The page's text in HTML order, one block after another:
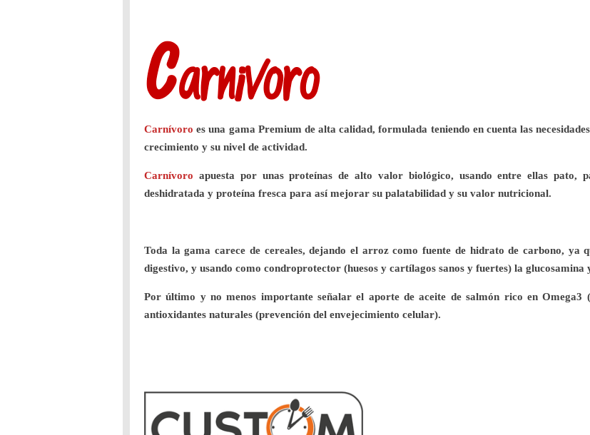
Carnívoro es una gama Premium de alta calidad, formulada teniendo en cuenta las
crecimiento y su nivel de actividad.
Carnívoro apuesta por unas proteínas de alto valor biológico, usando entre ellas pato,
deshidratada y proteína fresca para así mejorar su palatabilidad y su valor nutricional.
Toda la gama carece de cereales, dejando el arroz como fuente de hidrato de carbono, ya
digestivo, y usando como condroprotector (huesos y cartílagos sanos y fuertes) la glucosamina
Por último y no menos importante señalar el aporte de aceite de salmón rico en
antioxidantes naturales (prevención del envejecimiento celular).